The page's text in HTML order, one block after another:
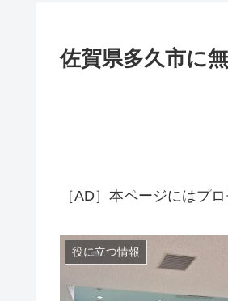
佐賀県多久市に
［AD］本ページにはプ
役に立つ情報